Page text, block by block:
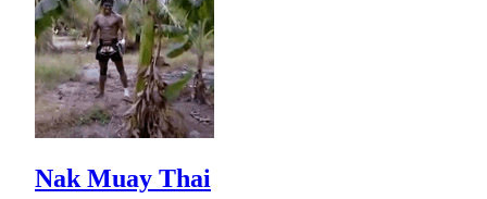
Nak Muay Thai